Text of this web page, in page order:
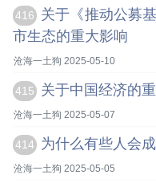
416
关于《推动公募
市生态的重大影响
沧海一土狗 2025-05-10
415 关于中国经济的
沧海一土狗 2025-05-07
414 为什么有些人会
沧海一土狗 2025-05-05